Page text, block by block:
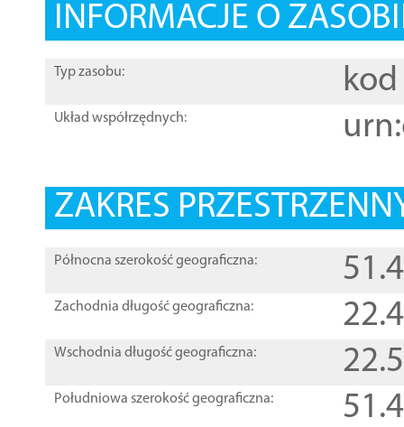
INFORMACJE O
Typ zasobu: kod
Układ współrzędnych:
ZAKRES
Północna szerokość geograficzna:
Zachodnia długość geograficzna:
Wschodnia długość geograficzna:
Południowa szerokość geograficzna: